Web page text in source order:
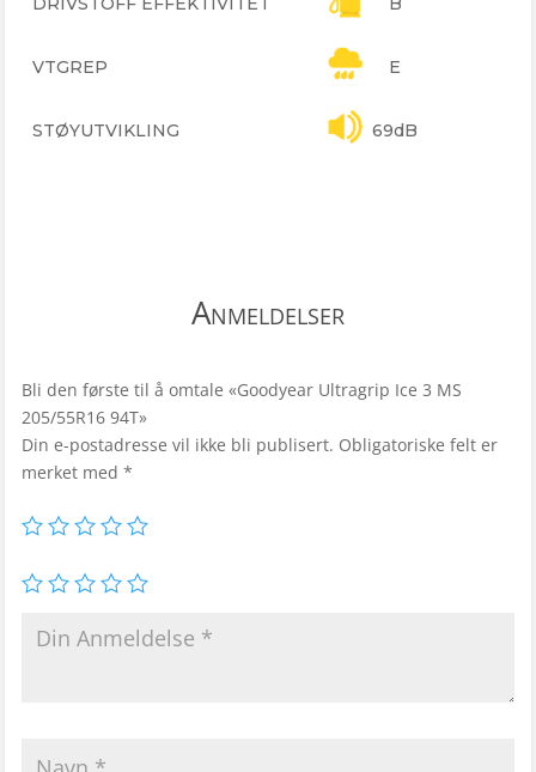
VTGREP E
STØYUTVIKLING 69dB
Anmeldelser
Bli den første til å omtale «Goodyear Ultragrip Ice 3 MS
205/55R16 94T»
Din e-postadresse vil ikke bli publisert. Obligatoriske felt er
merket med *